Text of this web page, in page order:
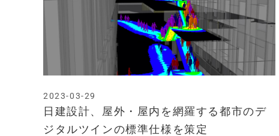
日建設計、屋外・屋内を網羅する都市のデ
ジタルツインの標準仕様を策定
2023-03-29